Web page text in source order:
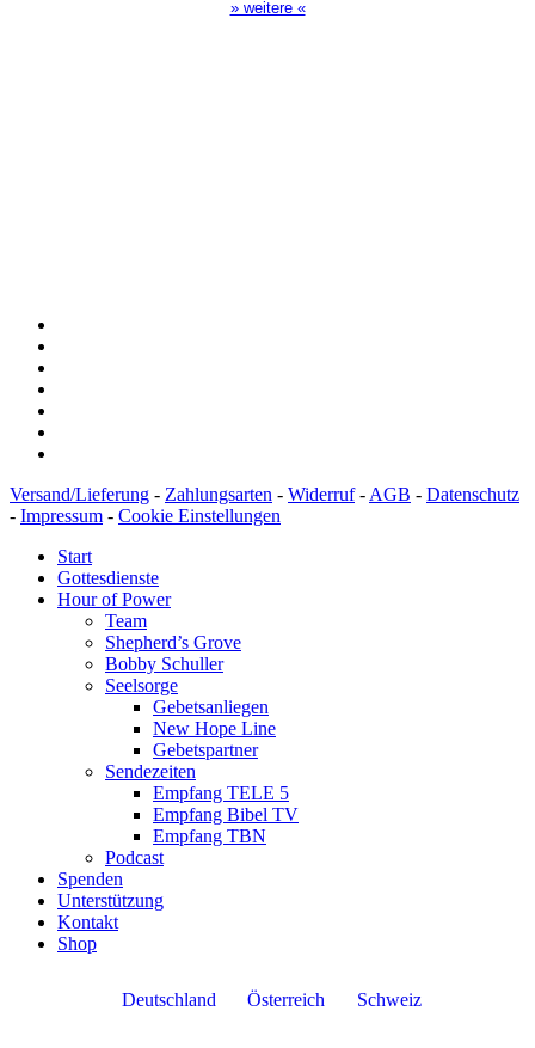
» weitere «
Versand/Lieferung - Zahlungsarten - Widerruf- AGB - Datenschutz
- Impressum - Cookie Einstellungen
Start
Gottesdienste
Hour of Power
Team
Shepherd’s Grove
Bobby Schuller
Seelsorge
Gebetsanliegen
New Hope Line
Gebetspartner
Sendezeiten
Empfang TELE 5
Empfang Bibel TV
Empfang TBN
Podcast
Spenden
Unterstützung
Kontakt
Shop
Deutschland Österreich Schweiz